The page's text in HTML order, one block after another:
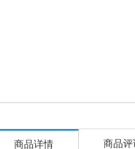
商品详情 商品评